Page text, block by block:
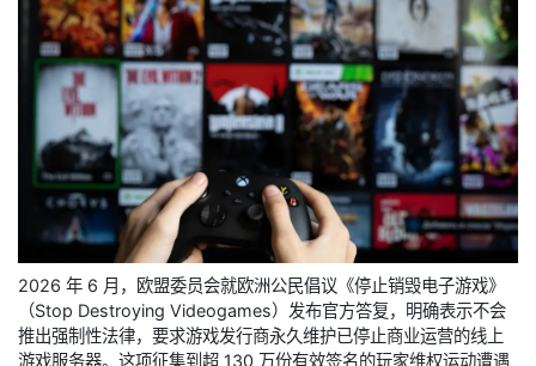
2026 年 6 月，欧盟委员会就欧洲公民倡议《停止销毁电子游戏》
（Stop Destroying Videogames）发布官方答复，明确表示不会
推出强制性法律，要求游戏发行商永久维护已停止商业运营的线上
游戏服务器。这项征集到超 130 万份有效签名的玩家维权运动遭遇